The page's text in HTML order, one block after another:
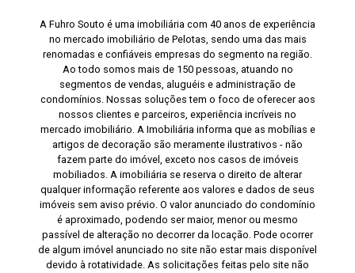
A Fuhro Souto é uma imobiliária com 40 anos de experiência
no mercado imobiliário de Pelotas, sendo uma das mais
renomadas e confiáveis empresas do segmento na região.
Ao todo somos mais de 150 pessoas, atuando no
segmentos de vendas, aluguéis e administração de
condomínios. Nossas soluções tem o foco de oferecer aos
nossos clientes e parceiros, experiência incríveis no
mercado imobiliário. A Imobiliária informa que as mobílias e
artigos de decoração são meramente ilustrativos - não
fazem parte do imóvel, exceto nos casos de imóveis
mobiliados. A imobiliária se reserva o direito de alterar
qualquer informação referente aos valores e dados de seus
imóveis sem aviso prévio. O valor anunciado do condomínio
é aproximado, podendo ser maior, menor ou mesmo
passível de alteração no decorrer da locação. Pode ocorrer
de algum imóvel anunciado no site não estar mais disponível
devido à rotatividade. As solicitações feitas pelo site não